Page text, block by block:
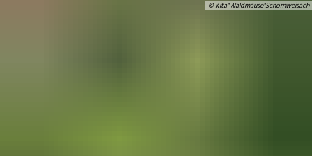
ÜBER UNS
© Kita"Waldmäuse"Schornweisach